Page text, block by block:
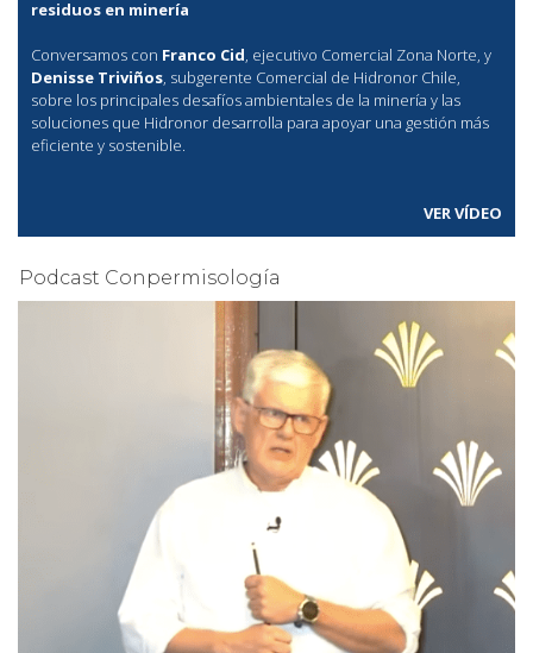
residuos en minería
Conversamos con Franco Cid, ejecutivo Comercial Zona Norte, y
Denisse Triviños, subgerente Comercial de Hidronor Chile,
sobre los principales desafíos ambientales de la minería y las
soluciones que Hidronor desarrolla para apoyar una gestión más
eficiente y sostenible.
VER VÍDEO
Podcast Conpermisología